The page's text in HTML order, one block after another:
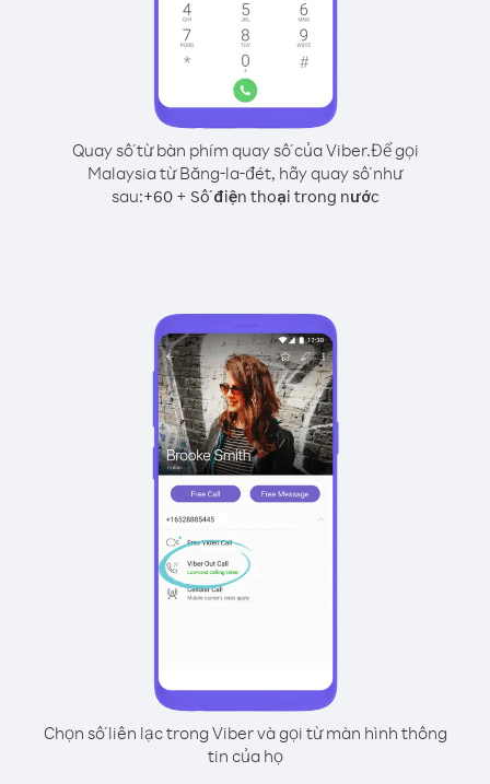
Quay số từ bàn phím quay số của Viber.Để gọi
Malaysia từ Băng-la-đét, hãy quay số như
sau:+60+ Số điện thoại trong nước
Chọn số liên lạc trong Viber và gọi từ màn hình thông
tin của họ